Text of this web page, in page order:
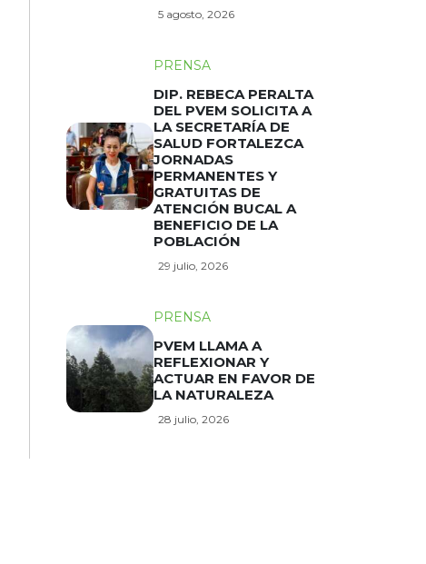
5 agosto, 2026
PRENSA
DIP. REBECA PERALTA
DEL PVEM SOLICITA A
LA SECRETARÍA DE
SALUD FORTALEZCA
JORNADAS
PERMANENTES Y
GRATUITAS DE
ATENCIÓN BUCAL A
BENEFICIO DE LA
POBLACIÓN
29 julio, 2026
PRENSA
PVEM LLAMA A
REFLEXIONAR Y
ACTUAR EN FAVOR DE
LA NATURALEZA
28 julio, 2026